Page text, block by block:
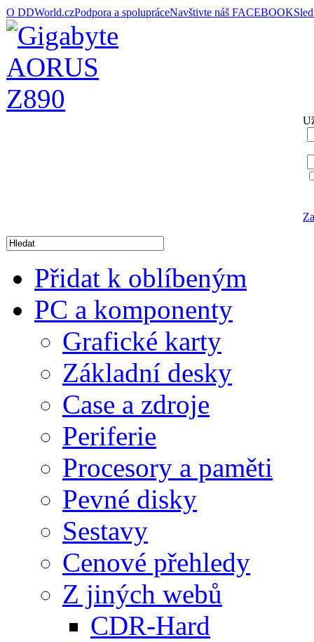
O DDWorld.czPodpora a spolupráceNavštivte náš FACEBOOK
Přidat k oblíbeným
PC a komponenty
Grafické karty
Základní desky
Case a zdroje
Periferie
Procesory a paměti
Pevné disky
Sestavy
Cenové přehledy
Z jiných webů
CDR-Hard